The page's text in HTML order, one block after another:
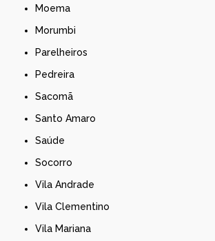
Moema
Morumbi
Parelheiros
Pedreira
Sacomã
Santo Amaro
Saúde
Socorro
Vila Andrade
Vila Clementino
Vila Mariana